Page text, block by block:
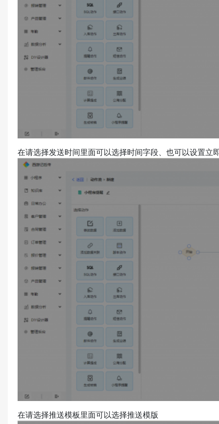
在请选择发送时间里面可以选择时间字段、也可以设置立
在请选择推送模板里面可以选择推送模版